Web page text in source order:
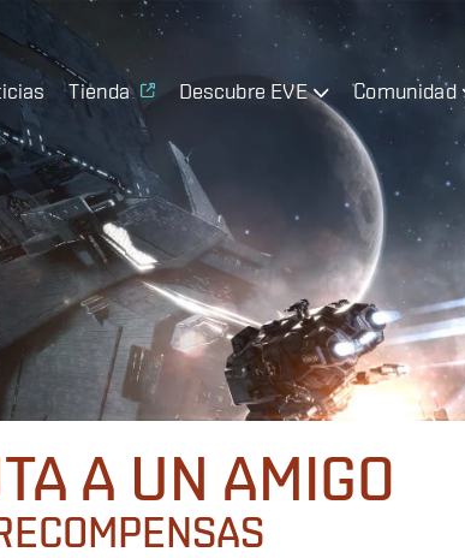
Tienda Descubre EVE Comunidad
A UN AMIGO